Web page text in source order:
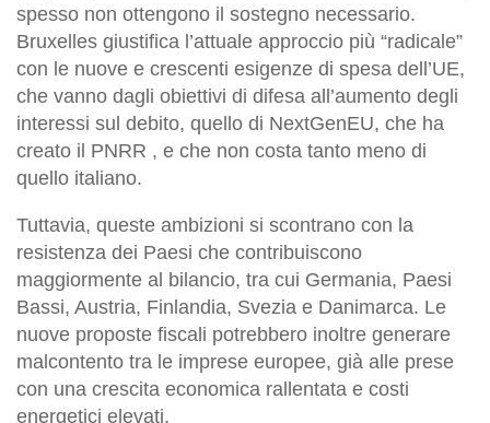
spesso non ottengono il sostegno necessario.
Bruxelles giustifica l’attuale approccio più “radicale”
con le nuove e crescenti esigenze di spesa dell’UE,
che vanno dagli obiettivi di difesa all’aumento degli
interessi sul debito, quello di NextGenEU, che ha
creato il PNRR , e che non costa tanto meno di
quello italiano.
Tuttavia, queste ambizioni si scontrano con la
resistenza dei Paesi che contribuiscono
maggiormente al bilancio, tra cui Germania, Paesi
Bassi, Austria, Finlandia, Svezia e Danimarca. Le
nuove proposte fiscali potrebbero inoltre generare
malcontento tra le imprese europee, già alle prese
con una crescita economica rallentata e costi
energetici elevati.